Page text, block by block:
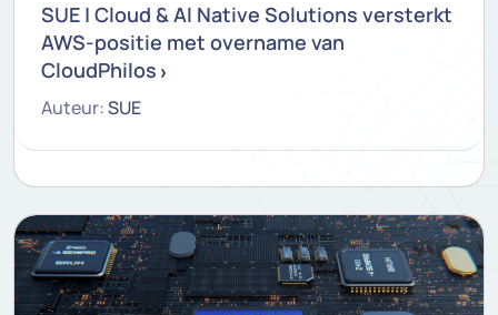
SUE | Cloud & AI Native Solutions versterkt
AWS-positie met overname van
CloudPhilos
Auteur:SUE